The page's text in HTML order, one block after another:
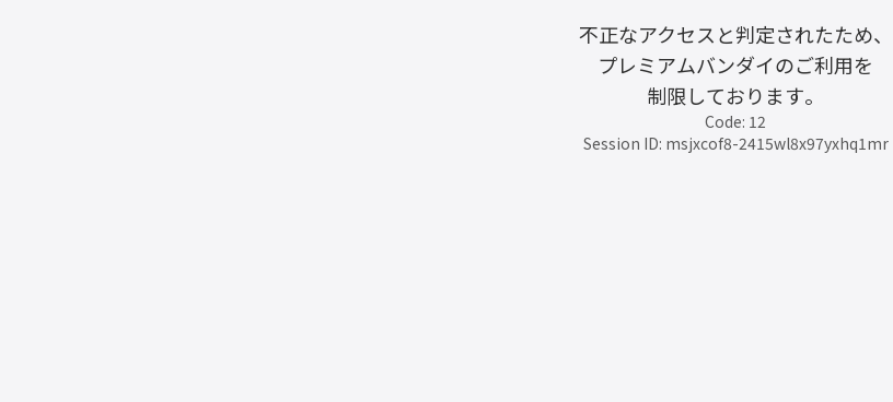
不正なアクセスと判定されたため、
プレミアムバンダイのご利用を
制限しております。
Code: 12
Session ID: msjxcof8-2415wl8x97yxhq1mr